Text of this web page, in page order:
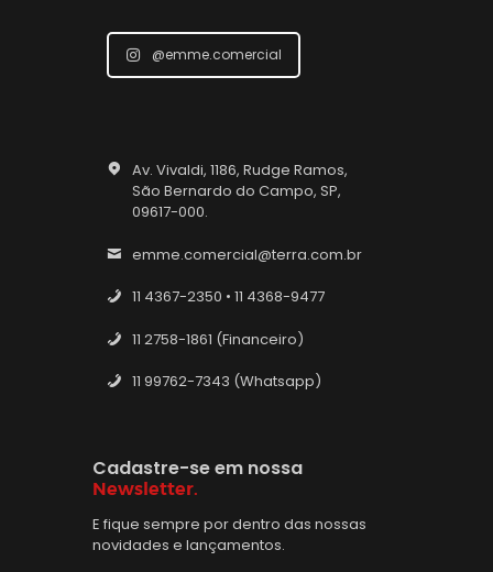
@emme.comercial
Av. Vivaldi, 1186, Rudge Ramos,
São Bernardo do Campo, SP,
09617-000.
emme.comercial@terra.com.br
11 4367-2350 • 11 4368-9477
11 2758-1861 (Financeiro)
11 99762-7343 (Whatsapp)
Cadastre-se em nossa
Newsletter.
E fique sempre por dentro das nossas
novidades e lançamentos.